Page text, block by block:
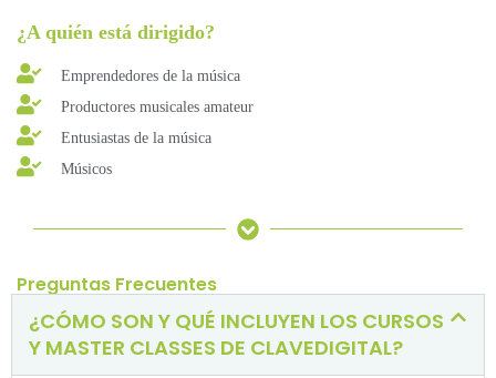
¿A quién está dirigido?
Emprendedores de la música
Productores musicales amateur
Entusiastas de la música
Músicos
Preguntas Frecuentes
¿CÓMO SON Y QUÉ INCLUYEN LOS CURSOS
Y MASTER CLASSES DE CLAVEDIGITAL?